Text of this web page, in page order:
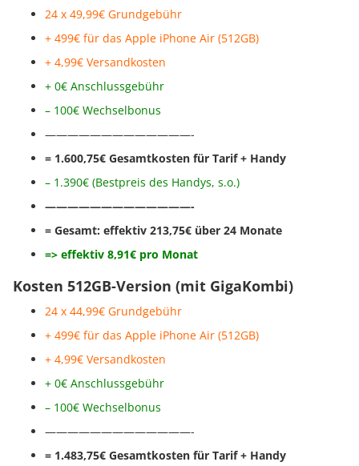
24 x 49,99€ Grundgebühr
+ 499€ für das Apple iPhone Air (512GB)
+ 4,99€ Versandkosten
+ 0€ Anschlussgebühr
– 100€ Wechselbonus
—————————————-
= 1.600,75€ Gesamtkosten für Tarif + Handy
– 1.390€ (Bestpreis des Handys, s.o.)
—————————————-
= Gesamt: effektiv 213,75€ über 24 Monate
=> effektiv 8,91€ pro Monat
Kosten 512GB-Version (mit GigaKombi)
24 x 44,99€ Grundgebühr
+ 499€ für das Apple iPhone Air (512GB)
+ 4,99€ Versandkosten
+ 0€ Anschlussgebühr
– 100€ Wechselbonus
—————————————-
= 1.483,75€ Gesamtkosten für Tarif + Handy